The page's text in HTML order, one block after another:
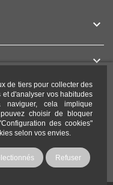
de tiers pour collecter des
d'analyser vos habitudes
cela implique
choisir de bloquer
des cookies"
selon vos envies.
Refuser